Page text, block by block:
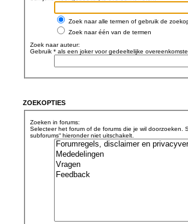
Zoek naar alle termen of gebruik de
Zoek naar één van de termen
Zoek naar auteur:
Gebruik * als een joker voor gedeeltelijke
ZOEKOPTIES
Zoeken in forums:
Selecteer het forum of de forums die je wil doorzoeken.
subforums“ hieronder niet uitschakelt.